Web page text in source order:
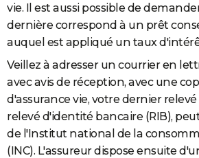
vie. Il est aussi possible de
dernière correspond à un prêt
auquel est appliqué un taux
Veillez à adresser un courrier en
avec avis de réception, avec une
d'assurance vie, votre dernier
relevé d'identité bancaire (RIB),
de l'Institut national de la
(INC). L'assureur dispose ensuite